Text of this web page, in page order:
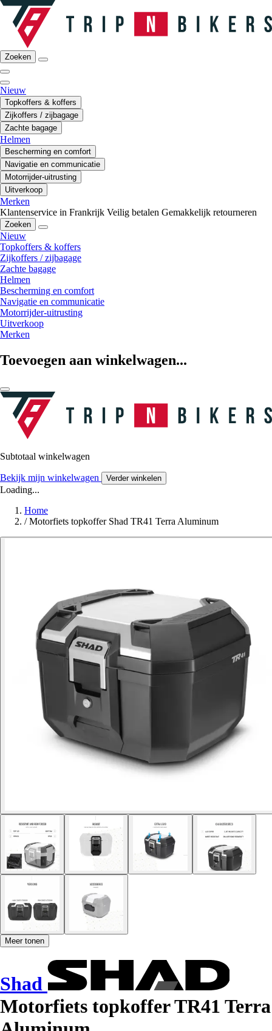
Zoeken
Nieuw
Topkoffers & koffers
Zijkoffers / zijbagage
Zachte bagage
Helmen
Bescherming en comfort
Navigatie en communicatie
Motorrijder-uitrusting
Uitverkoop
Merken
Klantenservice in Frankrijk Veilig betalen Gemakkelijk retourneren
Zoeken
Nieuw
Topkoffers & koffers
Zijkoffers / zijbagage
Zachte bagage
Helmen
Bescherming en comfort
Navigatie en communicatie
Motorrijder-uitrusting
Uitverkoop
Merken
Toevoegen aan winkelwagen...
Subtotaal winkelwagen
Bekijk mijn winkelwagen Verder winkelen
Loading...
Home
/ Motorfiets topkoffer Shad TR41 Terra Aluminum
Meer tonen
Shad
Motorfiets topkoffer TR41 Terra